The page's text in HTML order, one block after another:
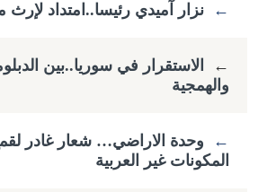
← نزار آميدي رئيسا..امتداد لإرث
←
الاستقرار في سوريا..بين
والهمجية
←
وحدة الاراضي… شعار غادر
المكونات غير العربية